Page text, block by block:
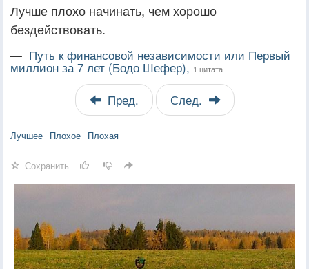
Лучше плохо начинать, чем хорошо
бездействовать.
— Путь к финансовой независимости или Первый
миллион за 7 лет (Бодо Шефер), 1 цитата
Пред. След.
Лучшее Плохое Плохая
Сохранить